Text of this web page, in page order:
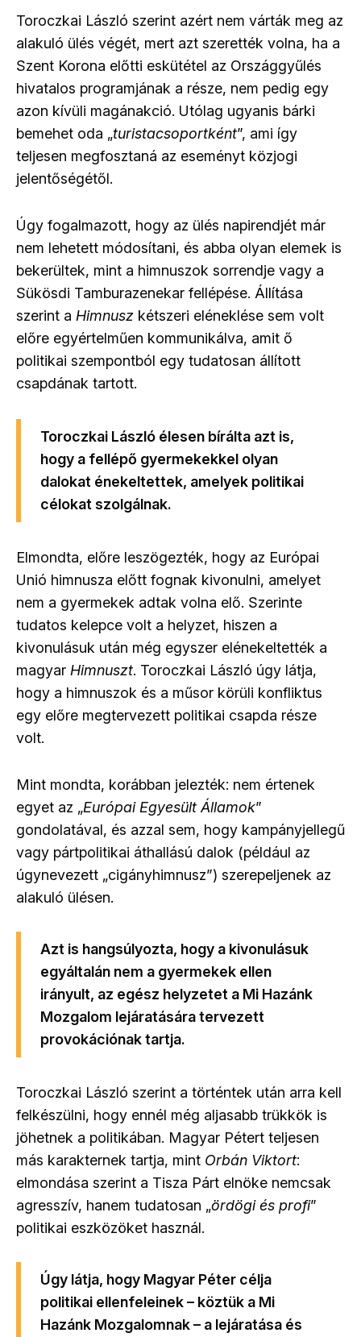
Toroczkai László szerint azért nem várták meg az
alakuló ülés végét, mert azt szerették volna, ha a
Szent Korona előtti eskütétel az Országgyűlés
hivatalos programjának a része, nem pedig egy
azon kívüli magánakció. Utólag ugyanis bárki
bemehet oda „turistacsoportként”, ami így
teljesen megfosztaná az eseményt közjogi
jelentőségétől.
Úgy fogalmazott, hogy az ülés napirendjét már
nem lehetett módosítani, és abba olyan elemek is
bekerültek, mint a himnuszok sorrendje vagy a
Sükösdi Tamburazenekar fellépése. Állítása
szerint a Himnusz kétszeri eléneklése sem volt
előre egyértelműen kommunikálva, amit ő
politikai szempontból egy tudatosan állított
csapdának tartott.
Toroczkai László élesen bírálta azt is,
hogy a fellépő gyermekekkel olyan
dalokat énekeltettek, amelyek politikai
célokat szolgálnak.
Elmondta, előre leszögezték, hogy az Európai
Unió himnusza előtt fognak kivonulni, amelyet
nem a gyermekek adtak volna elő. Szerinte
tudatos kelepce volt a helyzet, hiszen a
kivonulásuk után még egyszer elénekeltették a
magyar Himnuszt. Toroczkai László úgy látja,
hogy a himnuszok és a műsor körüli konfliktus
egy előre megtervezett politikai csapda része
volt.
Mint mondta, korábban jelezték: nem értenek
egyet az „Európai Egyesült Államok”
gondolatával, és azzal sem, hogy kampányjellegű
vagy pártpolitikai áthallású dalok (például az
úgynevezett „cigányhimnusz”) szerepeljenek az
alakuló ülésen.
Azt is hangsúlyozta, hogy a kivonulásuk
egyáltalán nem a gyermekek ellen
irányult, az egész helyzetet a Mi Hazánk
Mozgalom lejáratására tervezett
provokációnak tartja.
Toroczkai László szerint a történtek után arra kell
felkészülni, hogy ennél még aljasabb trükkök is
jöhetnek a politikában. Magyar Pétert teljesen
más karakternek tartja, mint Orbán Viktort:
elmondása szerint a Tisza Párt elnöke nemcsak
agresszív, hanem tudatosan „ördögi és profi”
politikai eszközöket használ.
Úgy látja, hogy Magyar Péter célja
politikai ellenfeleinek – köztük a Mi
Hazánk Mozgalomnak – a lejáratása és